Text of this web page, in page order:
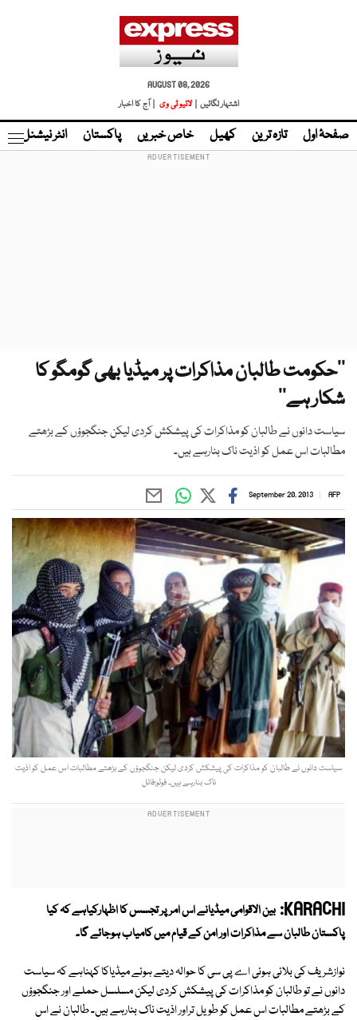
AUGUST 08, 2026
اشتہار لگائیں |
لائیو ٹی وی | آج کا اخبار
صفحۂ اول تازہ ترین کھیل خاص خبریں پاکستان انٹر نیشنل
’’حکومت طالبان مذاکرات پر میڈیا بھی گومگو کا
شکار ہے‘‘
سیاست دانوں نے طالبان کو مذاکرات کی پیشکش کردی لیکن جنگجوؤں کے بڑھتے
مطالبات اس عمل کو اذیت ناک بنارہے ہیں۔
AFP
September 20, 2013
سیاست دانوں نے طالبان کو مذاکرات کی پیشکش کردی لیکن جنگجوؤں کے بڑھتے مطالبات اس عمل کو اذیت
ناک بنارہے ہیں۔ فوٹو:فائل
KARACHI: بین الاقوامی میڈیانے اس امرپر تجسس کا اظہارکیاہے کہ کیا
پاکستان طالبان سے مذاکرات اور امن کے قیام میں کامیاب ہوجائے گا۔
نوازشریف کی بلائی ہوئی اے پی سی کا حوالہ دیتے ہوئے میڈیاکا کہناہے کہ سیاست
دانوں نے تو طالبان کو مذاکرات کی پیشکش کردی لیکن مسلسل حملے اور جنگجوؤں
کے بڑھتے مطالبات اس عمل کو طویل تراور اذیت ناک بنارہے ہیں۔ طالبان نے اس